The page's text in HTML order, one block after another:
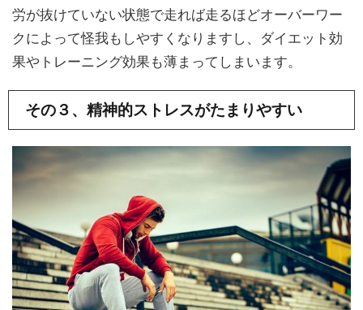
労が抜けていない状態で走れば走るほどオーバーワー
クによって怪我もしやすくなりますし、ダイエット効
果やトレーニング効果も薄まってしまいます。
その３、精神的ストレスがたまりやすい